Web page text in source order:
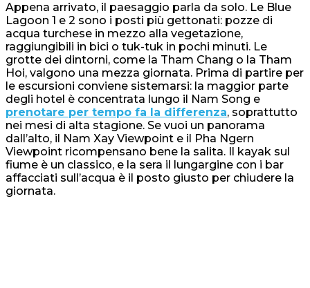
Appena arrivato, il paesaggio parla da solo. Le Blue
Lagoon 1 e 2 sono i posti più gettonati: pozze di
acqua turchese in mezzo alla vegetazione,
raggiungibili in bici o tuk-tuk in pochi minuti. Le
grotte dei dintorni, come la Tham Chang o la Tham
Hoi, valgono una mezza giornata. Prima di partire per
le escursioni conviene sistemarsi: la maggior parte
degli hotel è concentrata lungo il Nam Song e
prenotare per tempo fa la differenza, soprattutto
nei mesi di alta stagione. Se vuoi un panorama
dall’alto, il Nam Xay Viewpoint e il Pha Ngern
Viewpoint ricompensano bene la salita. Il kayak sul
fiume è un classico, e la sera il lungargine con i bar
affacciati sull’acqua è il posto giusto per chiudere la
giornata.